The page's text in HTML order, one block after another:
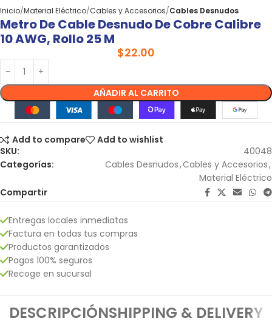
Inicio Material Eléctrico Cables y Accesorios Cables Desnudos
Metro De Cable Desnudo De Cobre Calibre
10 AWG, Rollo 25 M
$22.00
AÑADIR AL CARRITO
Add to compare
Add to wishlist
SKU:
40048
Categorías:
Cables Desnudos,Cables y Accesorios,
Material Eléctrico
Compartir
Entregas locales inmediatas
Factura en todas tus compras
Productos garantizados
Pagos 100% seguros
Recoge en sucursal
DESCRIPCIÓNSHIPPING & DELIVERY